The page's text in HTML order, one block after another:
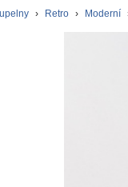
› Retro › Moderní